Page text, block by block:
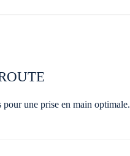
une prise en main optimale.